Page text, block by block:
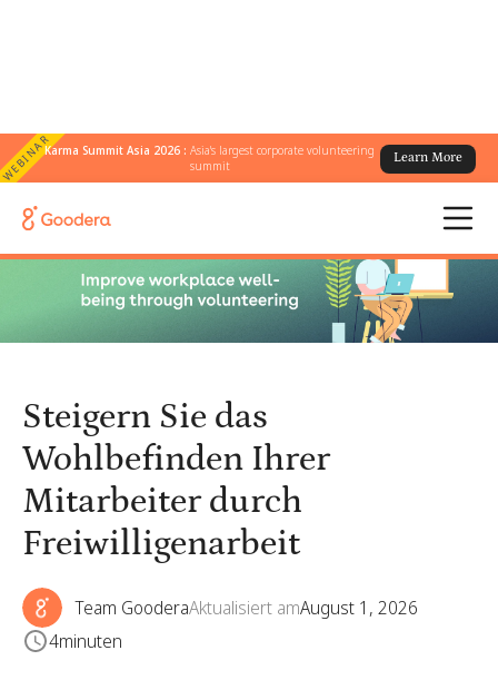
WEBINARKarma Summit Asia 2026 :Asia's largest corporate volunteering
summit
Learn More
← Alle Blogs
Freiwilligenarbeit
Steigern Sie das
Wohlbefinden Ihrer
Mitarbeiter durch
Freiwilligenarbeit
Team GooderaAktualisiert amAugust 1, 2026
4minuten